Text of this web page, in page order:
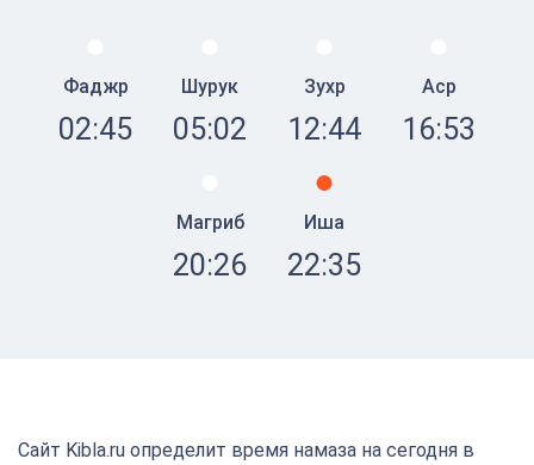
Фаджр
02:45
Шурук
05:02
Зухр
12:44
Аср
16:53
Магриб
20:26
Иша
22:35
Сайт Kibla.ru определит время намаза на сегодня в